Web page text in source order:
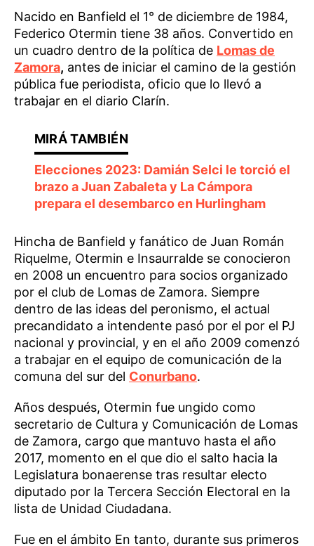
Nacido en Banfield el 1° de diciembre de 1984,
Federico Otermin tiene 38 años. Convertido en
un cuadro dentro de la política de Lomas de
Zamora, antes de iniciar el camino de la gestión
pública fue periodista, oficio que lo llevó a
trabajar en el diario Clarín.
Elecciones 2023: Damián Selci le torció el
brazo a Juan Zabaleta y La Cámpora
prepara el desembarco en Hurlingham
Hincha de Banfield y fanático de Juan Román
Riquelme, Otermin e Insaurralde se conocieron
en 2008 un encuentro para socios organizado
por el club de Lomas de Zamora. Siempre
dentro de las ideas del peronismo, el actual
precandidato a intendente pasó por el por el PJ
nacional y provincial, y en el año 2009 comenzó
a trabajar en el equipo de comunicación de la
comuna del sur del Conurbano.
Años después, Otermin fue ungido como
secretario de Cultura y Comunicación de Lomas
de Zamora, cargo que mantuvo hasta el año
2017, momento en el que dio el salto hacia la
Legislatura bonaerense tras resultar electo
diputado por la Tercera Sección Electoral en la
lista de Unidad Ciudadana.
Fue en el ámbito En tanto, durante sus primeros